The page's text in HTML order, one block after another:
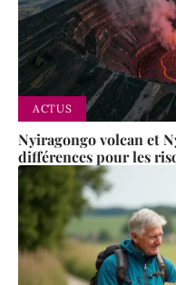
ACTUS
Nyiragongo volcan et
différences pour les